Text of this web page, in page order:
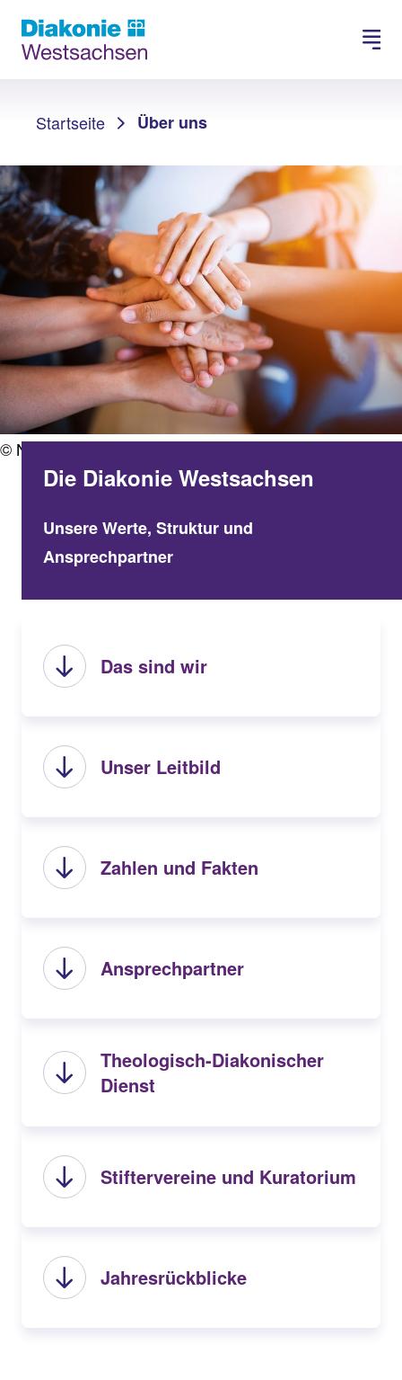
Spenden
Startseite
Über uns
© Natnan | AdobeStock
Die Diakonie Westsachsen
Unsere Werte, Struktur und
Ansprechpartner
Das sind wir
Unser Leitbild
Zahlen und Fakten
Ansprechpartner
Theologisch-Diakonischer
Dienst
Stiftervereine und Kuratorium
Jahresrückblicke